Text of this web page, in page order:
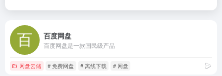
百度网盘
百度网盘是一款国民级产品
网盘云储 # 免费网盘 # 离线下载 # 网盘